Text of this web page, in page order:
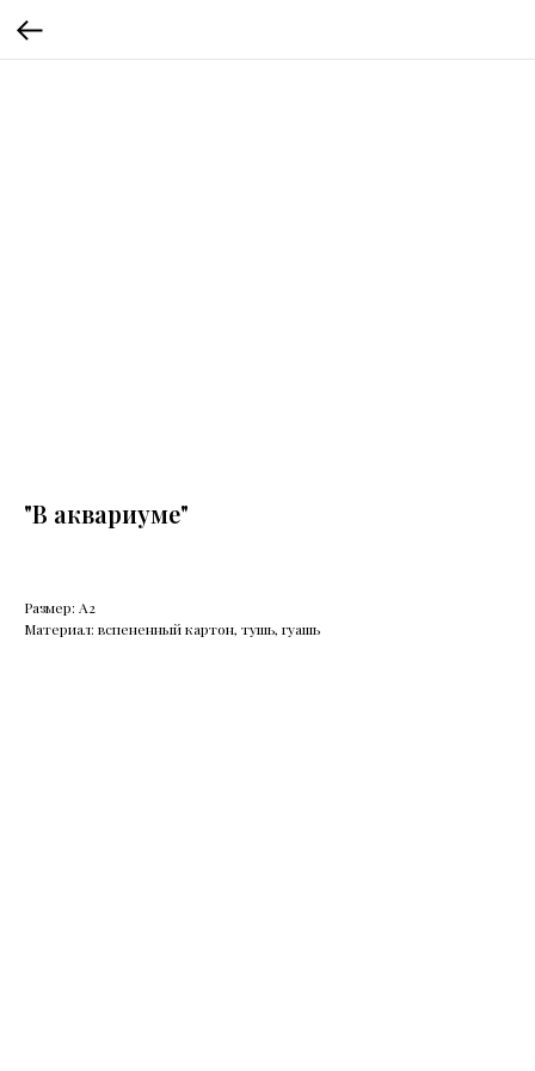
"В аквариуме"
Размер: А2
Материал: вспененный картон, тушь, гуашь